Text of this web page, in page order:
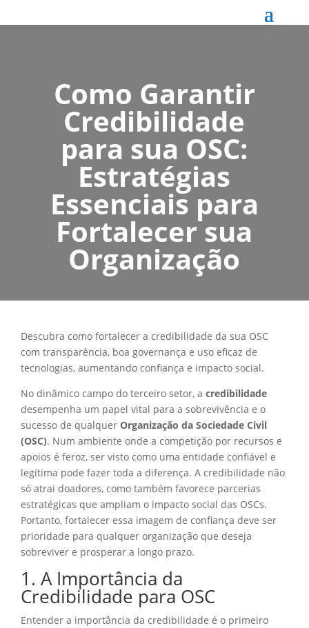
Como Garantir
Credibilidade
para sua OSC:
Estratégias
Essenciais para
Fortalecer sua
Organização
Descubra como fortalecer a credibilidade da sua OSC
com transparência, boa governança e uso eficaz de
tecnologias, aumentando confiança e impacto social.
No dinâmico campo do terceiro setor, a credibilidade
desempenha um papel vital para a sobrevivência e o
sucesso de qualquer Organização da Sociedade Civil
(OSC). Num ambiente onde a competição por recursos e
apoios é feroz, ser visto como uma entidade confiável e
legítima pode fazer toda a diferença. A credibilidade não
só atrai doadores, como também favorece parcerias
estratégicas que ampliam o impacto social das OSCs.
Portanto, fortalecer essa imagem de confiança deve ser
prioridade para qualquer organização que deseja
sobreviver e prosperar a longo prazo.
1. A Importância da
Credibilidade para OSC
Entender a importância da credibilidade é o primeiro